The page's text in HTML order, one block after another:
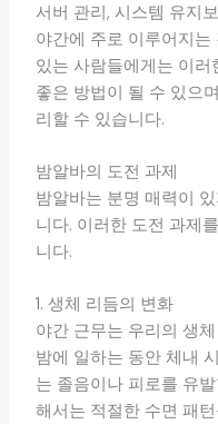
서버 관리, 시스템 유지
야간에 주로 이루어지는
있는 사람들에게는 이
좋은 방법이 될 수 있으
리할 수 있습니다.
밤알바의 도전 과제
밤알바는 분명 매력이
니다. 이러한 도전 과제
니다.
1. 생체 리듬의 변화
야간 근무는 우리의 생
밤에 일하는 동안 체내
는 졸음이나 피로를 유
해서는 적절한 수면 패